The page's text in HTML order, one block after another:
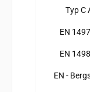
Typ C
EN
EN
EN -